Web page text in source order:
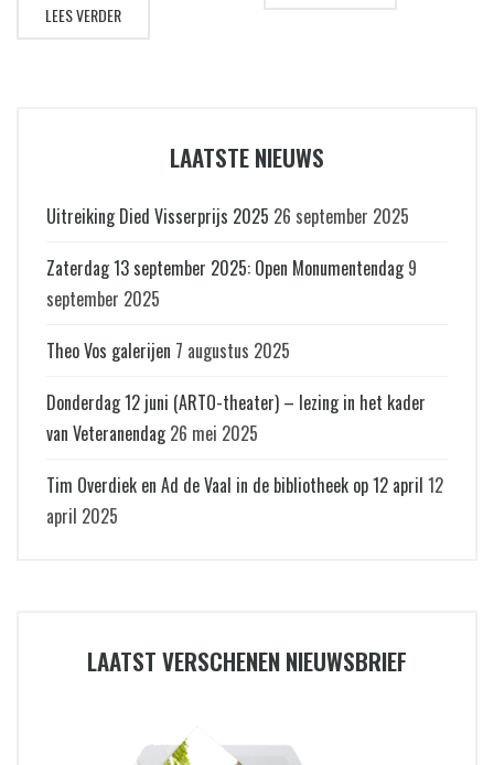
heer Joost Cox, auteur van het
LEES VERDER
LAATSTE NIEUWS
Uitreiking Died Visserprijs 2025 26 september 2025
Zaterdag 13 september 2025: Open Monumentendag 9
september 2025
Theo Vos galerijen 7 augustus 2025
Donderdag 12 juni (ARTO-theater) – lezing in het kader
van Veteranendag 26 mei 2025
Tim Overdiek en Ad de Vaal in de bibliotheek op 12 april 12
april 2025
LAATST VERSCHENEN NIEUWSBRIEF